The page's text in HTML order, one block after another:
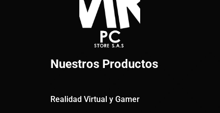
Nuestros Productos
Realidad Virtual y Gamer